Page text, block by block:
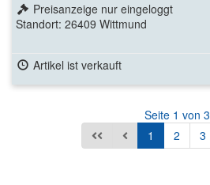
Preisanzeige nur eingeloggt
Standort: 26409 Wittmund
Artikel ist verkauft
Seite 1 von 3
1
2 3